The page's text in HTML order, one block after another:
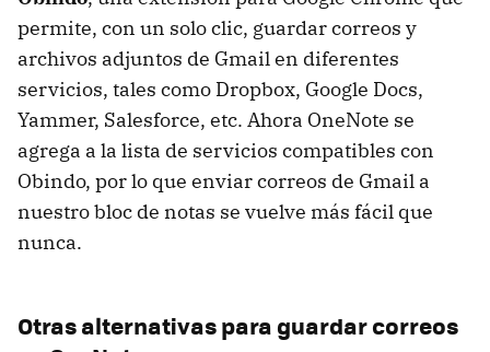
permite, con un solo clic, guardar correos y
archivos adjuntos de Gmail en diferentes
servicios, tales como Dropbox, Google Docs,
Yammer, Salesforce, etc. Ahora OneNote se
agrega a la lista de servicios compatibles con
Obindo, por lo que enviar correos de Gmail a
nuestro bloc de notas se vuelve más fácil que
nunca.
Otras alternativas para guardar correos